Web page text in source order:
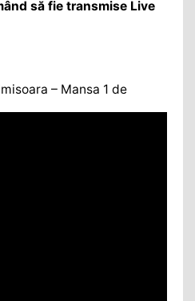
să fie transmise Live
– Mansa 1 de